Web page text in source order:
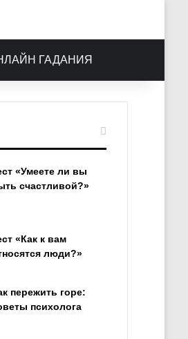
ГАДАНИЯ
«Умеете ли вы
счастливой?»
«Как к вам
люди?»
пережить горе:
психолога